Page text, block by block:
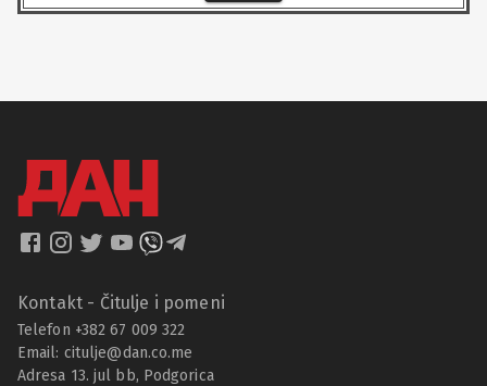
Kontakt - Čitulje i pomeni
Telefon +382 67 009 322
Email: citulje@dan.co.me
Adresa 13. jul bb, Podgorica